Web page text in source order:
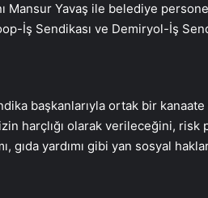
Mansur Yavaş ile belediye
İş Sendikası ve Demiryol-İş
başkanlarıyla ortak bir kanaate
harçlığı olarak verileceğini,
gıda yardımı gibi yan sosyal